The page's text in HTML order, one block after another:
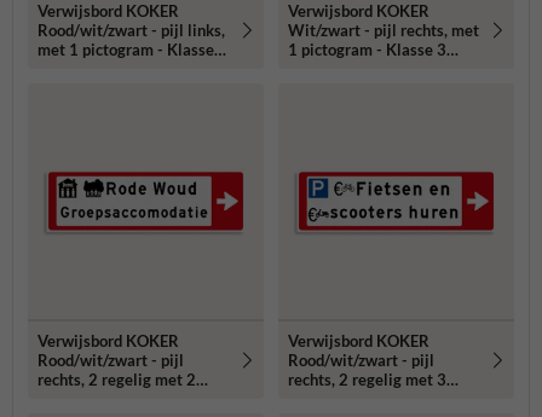
Verwijsbord KOKER
Rood/wit/zwart - pijl links,
met 1 pictogram - Klasse 3
Verwijsbord KOKER
Wit/zwart - pijl rechts, met
1 pictogram - Klasse 3
Verwijsbord KOKER
Rood/wit/zwart - pijl
rechts, 2 regelig met 2
Verwijsbord KOKER
Rood/wit/zwart - pijl
rechts, 2 regelig met 3